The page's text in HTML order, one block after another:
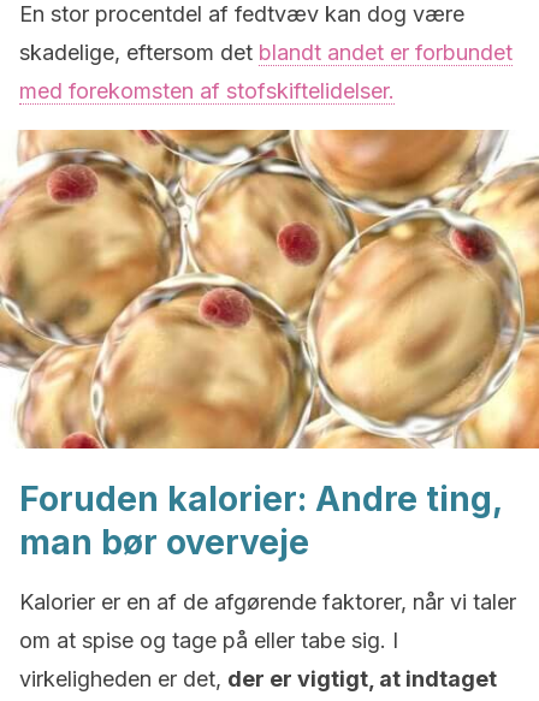
En stor procentdel af fedtvæv kan dog være
skadelige, eftersom det blandt andet er forbundet
med forekomsten af stofskiftelidelser.
Foruden kalorier: Andre ting,
man bør overveje
Kalorier er en af de afgørende faktorer, når vi taler
om at spise og tage på eller tabe sig. I
virkeligheden er det, der er vigtigt, at indtaget